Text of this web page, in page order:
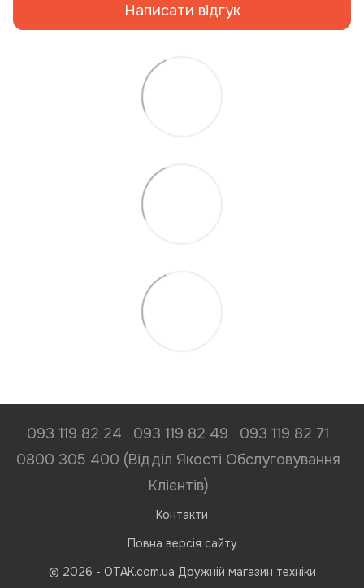
Написати відгук
093 119 82 24 093 119 82 49
093 119 82 71
0800 305 400 (Відділ Якості Обслуговування
Клієнтів)
Контакти
Повна версія сайту
© 2026 - ОТАК.com.ua Дружній магазин техніки